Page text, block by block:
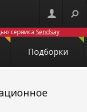
сервиса Sendsay
Подборки